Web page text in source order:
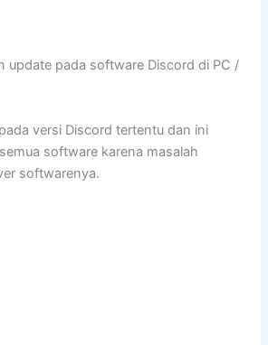
update pada software Discord di PC /
versi Discord tertentu dan ini
software karena masalah
softwarenya.